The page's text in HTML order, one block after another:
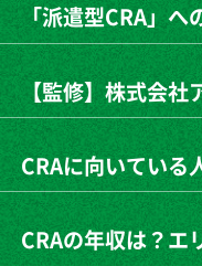
「派遣型CRA」へ
【監修】株式会社
CRAに向いている
CRAの年収は？エ